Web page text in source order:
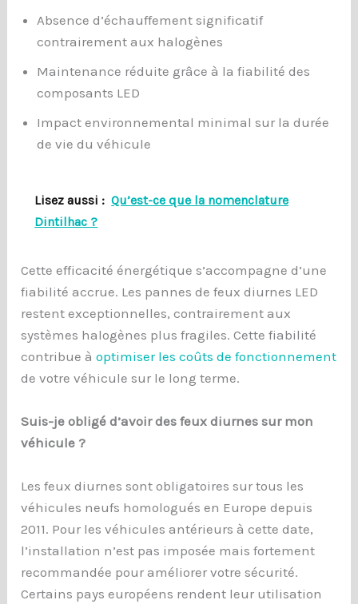
Absence d’échauffement significatif
contrairement aux halogènes
Maintenance réduite grâce à la fiabilité des
composants LED
Impact environnemental minimal sur la durée
de vie du véhicule
Lisez aussi : Qu’est-ce que la nomenclature
Dintilhac ?
Cette efficacité énergétique s’accompagne d’une
fiabilité accrue. Les pannes de feux diurnes LED
restent exceptionnelles, contrairement aux
systèmes halogènes plus fragiles. Cette fiabilité
contribue àoptimiser les coûts de fonctionnement
de votre véhicule sur le long terme.
Suis-je obligé d’avoir des feux diurnes sur mon
véhicule ?
Les feux diurnes sont obligatoires sur tous les
véhicules neufs homologués en Europe depuis
2011. Pour les véhicules antérieurs à cette date,
l’installation n’est pas imposée mais fortement
recommandée pour améliorer votre sécurité.
Certains pays européens rendent leur utilisation